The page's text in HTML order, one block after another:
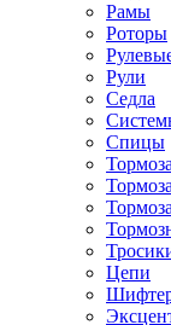
Рамы
Роторы
Рули
Седла
Спицы
Цепи